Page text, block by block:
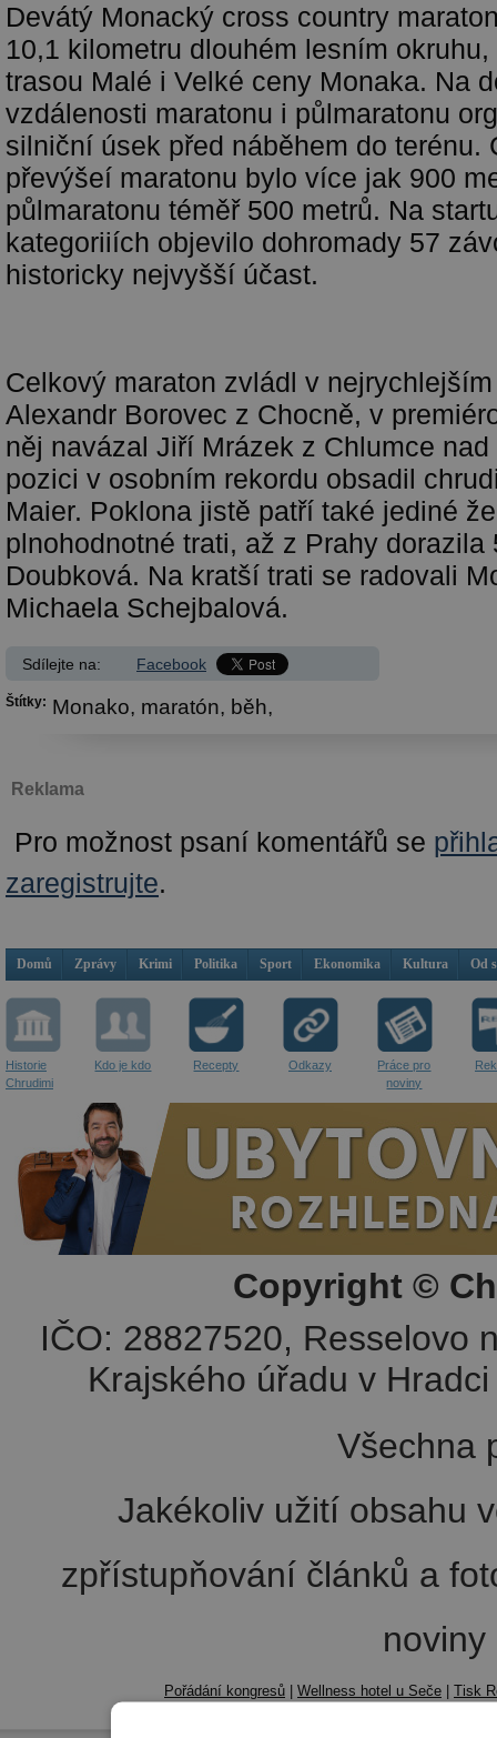
Devátý Monacký cross country
10,1 kilometru dlouhém lesním
trasou Malé i Velké ceny Monaka. Na
vzdálenosti maratonu i půlmaratonu
silniční úsek před náběhem do terénu.
převýšeí maratonu bylo více jak 900
půlmaratonu téměř 500 metrů. Na
kategoriiích objevilo dohromady 57
historicky nejvyšší účast.
Celkový maraton zvládl v
Alexandr Borovec z Chocně, v
něj navázal Jiří Mrázek z Chlumce
pozici v osobním rekordu obsadil
Maier. Poklona jistě patří také jediné
plnohodnotné trati, až z Prahy dorazila
Doubková. Na kratší trati se radovali
Michaela Schejbalová.
Sdílejte na: Facebook
Štítky: Monako, maratón, běh,
Reklama
Pro možnost psaní komentářů se
zaregistrujte.
Domů Zprávy Krimi Politika Sport Ekonomika Kultura Od
Historie
Chrudimi
Kdo je kdo Recepty Odkazy
Práce pro
noviny
Copyright ©
IČO: 28827520, Resselovo
Krajského úřadu v
Všechna
Jakékoliv užití obsahu
zpřístupňování článků a
Pořádání kongresů Wellness hotel u Seče Tisk